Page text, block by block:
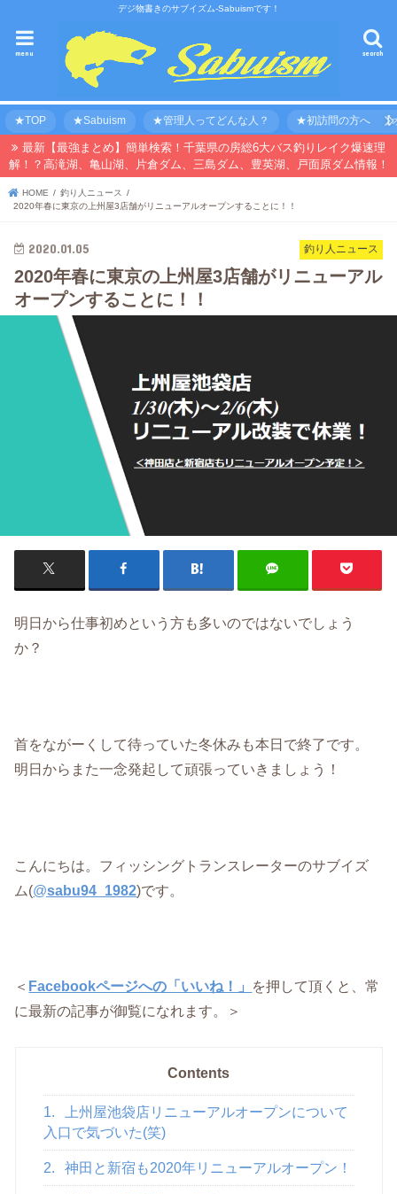
デジ物書きのサブイズム-Sabuismです！
search
menu
★TOP ★Sabuism ★管理人ってどんな人？ ★初訪問の方へ 【
最新【最強まとめ】簡単検索！千葉県の房総6大バス釣りレイク爆速理
解！？高滝湖、亀山湖、片倉ダム、三島ダム、豊英湖、戸面原ダム情報！
HOME
釣り人ニュース
2020年春に東京の上州屋3店舗がリニューアルオープンすることに！！
釣り人ニュース
2020.01.05
2020年春に東京の上州屋3店舗がリニューアル
オープンすることに！！
明日から仕事初めという方も多いのではないでしょう
か？
首をながーくして待っていた冬休みも本日で終了です。
明日からまた一念発起して頑張っていきましょう！
こんにちは。フィッシングトランスレーターのサブイズ
ム(@sabu94_1982)です。
＜ Facebookページへの「いいね！」 を押して頂くと、常
に最新の記事が御覧になれます。＞
Contents
1.
上州屋池袋店リニューアルオープンについて
入口で気づいた(笑)
2. 神田と新宿も2020年リニューアルオープン！